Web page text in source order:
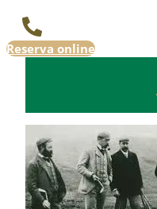
Reserva online